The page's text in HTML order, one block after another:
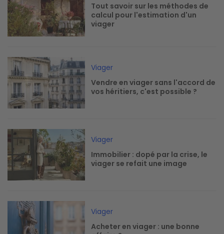
Tout savoir sur les méthodes de
calcul pour l'estimation d'un
viager
Image
Viager
Vendre en viager sans l'accord de
vos héritiers, c'est possible ?
Image
Viager
Immobilier : dopé par la crise, le
viager se refait une image
Image
Viager
Acheter en viager : une bonne